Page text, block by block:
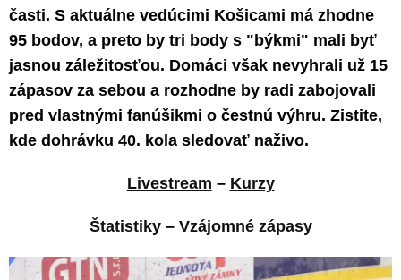
časti. S aktuálne vedúcimi Košicami má zhodne
95 bodov, a preto by tri body s "býkmi" mali byť
jasnou záležitosťou. Domáci však nevyhrali už 15
zápasov za sebou a rozhodne by radi zabojovali
pred vlastnými fanúšikmi o čestnú výhru. Zistite,
kde dohrávku 40. kola sledovať naživo.
Livestream – Kurzy
Štatistiky– Vzájomné zápasy